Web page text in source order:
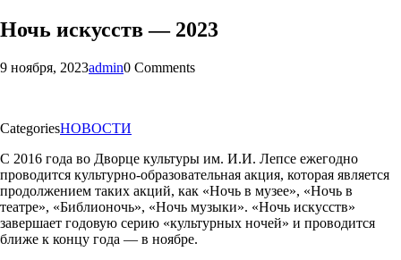
Ночь искусств — 2023
9 ноября, 2023admin0 Comments
CategoriesНОВОСТИ
С 2016 года во Дворце культуры им. И.И. Лепсе ежегодно
проводится культурно-образовательная акция, которая является
продолжением таких акций, как «Ночь в музее», «Ночь в
театре», «Библионочь», «Ночь музыки». «Ночь искусств»
завершает годовую серию «культурных ночей» и проводится
ближе к концу года — в ноябре.